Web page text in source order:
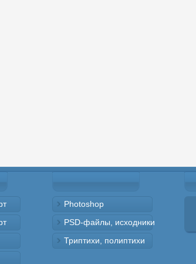
Photoshop
PSD-файлы, исходники
Триптихи, полиптихи